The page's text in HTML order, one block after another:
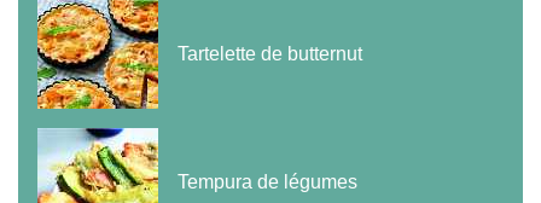
Tartelette de butternut
Tempura de légumes